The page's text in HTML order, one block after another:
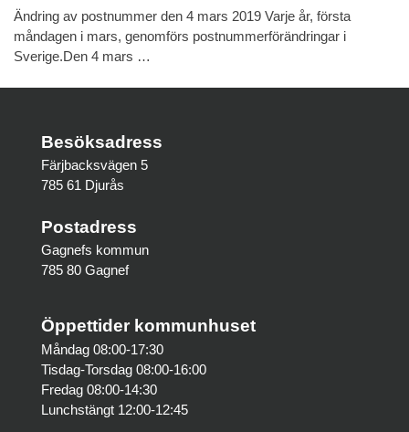
Ändring av postnummer den 4 mars 2019 Varje år, första
måndagen i mars, genomförs postnummerförändringar i
Sverige.Den 4 mars …
Besöksadress
Färjbacksvägen 5
785 61 Djurås
Postadress
Gagnefs kommun
785 80 Gagnef
Öppettider kommunhuset
Måndag 08:00-17:30
Tisdag-Torsdag 08:00-16:00
Fredag 08:00-14:30
Lunchstängt 12:00-12:45